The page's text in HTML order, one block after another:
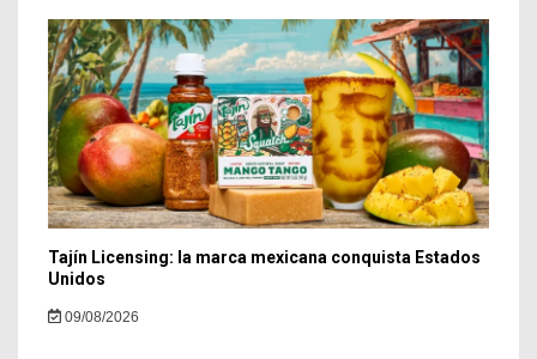
Tajín Licensing: la marca mexicana conquista Estados
Unidos
09/08/2026